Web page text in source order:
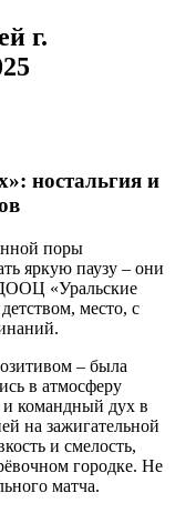
г.
ностальгия и
поры
яркую паузу – они
«Уральские
место, с
– была
в атмосферу
и командный дух в
на зажигательной
и смелость,
городке. Не
матча.